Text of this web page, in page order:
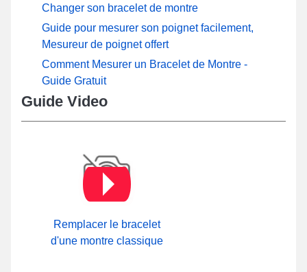
Changer son bracelet de montre
Guide pour mesurer son poignet facilement,
Mesureur de poignet offert
Comment Mesurer un Bracelet de Montre -
Guide Gratuit
Guide Video
Remplacer le bracelet
d'une montre classique